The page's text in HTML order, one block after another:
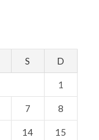
S D
1
7 8
14 15